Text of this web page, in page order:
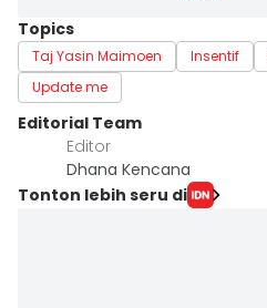
Topics
Taj Yasin Maimoen Insentif
Update me
Editorial Team
Editor
Dhana Kencana
Tonton lebih seru di